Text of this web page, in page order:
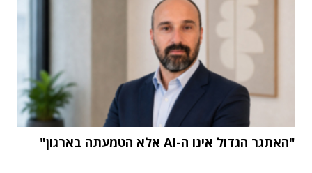
"האתגר הגדול אינו ה-AI אלא הטמעתה בארגון"